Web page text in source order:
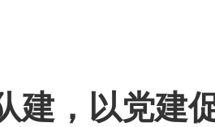
建，以党建